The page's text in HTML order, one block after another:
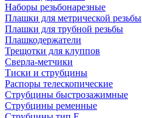
Наборы резьбонарезные
Плашки для метрической резьбы
Плашки для трубной резьбы
Плашкодержатели
Трещотки для клуппов
Сверла-метчики
Тиски и струбцины
Распоры телескопические
Струбцины быстрозажимные
Струбцины ременные